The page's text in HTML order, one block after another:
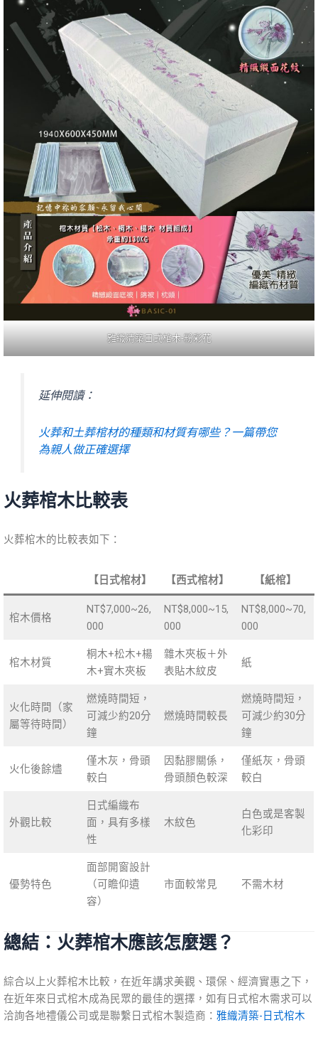
雅織清築日式棺木-粉彩花
延伸閱讀：
火葬和土葬棺材的種類和材質有哪些？一篇帶您
為親人做正確選擇
火葬棺木比較表
火葬棺木的比較表如下：
【日式棺材】 【西式棺材】 【紙棺】
棺木價格
NT$7,000~26,
000
NT$8,000~15,
000
NT$8,000~70,
000
棺木材質
桐木+松木+楊
木+實木夾板
雜木夾板＋外
表貼木紋皮
紙
火化時間（家
屬等待時間）
燃燒時間短，
可減少約20分
鐘
燃燒時間較長
燃燒時間短，
可減少約30分
鐘
火化後餘燼
僅木灰，骨頭
較白
因黏膠關係，
骨頭顏色較深
僅紙灰，骨頭
較白
外觀比較
日式編織布
面，具有多樣
性
木紋色
白色或是客製
化彩印
優勢特色
面部開窗設計
（可瞻仰遺
容）
市面較常見 不需木材
總結：火葬棺木應該怎麼選？
綜合以上火葬棺木比較，在近年講求美觀、環保、經濟實惠之下，
在近年來日式棺木成為民眾的最佳的選擇，如有日式棺木需求可以
洽詢各地禮儀公司或是聯繫日式棺木製造商： 雅織清築-日式棺木